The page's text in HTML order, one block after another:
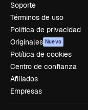
Soporte
Términos de uso
Política de privacidad
Originales Nuevo
Política de cookies
Centro de confianza
Afiliados
Empresas